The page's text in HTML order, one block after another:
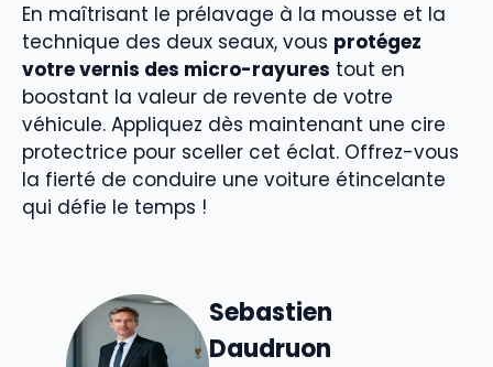
En maîtrisant le prélavage à la mousse et la
technique des deux seaux, vous protégez
votre vernis des micro-rayures tout en
boostant la valeur de revente de votre
véhicule. Appliquez dès maintenant une cire
protectrice pour sceller cet éclat. Offrez-vous
la fierté de conduire une voiture étincelante
qui défie le temps !
Sebastien
Daudruon